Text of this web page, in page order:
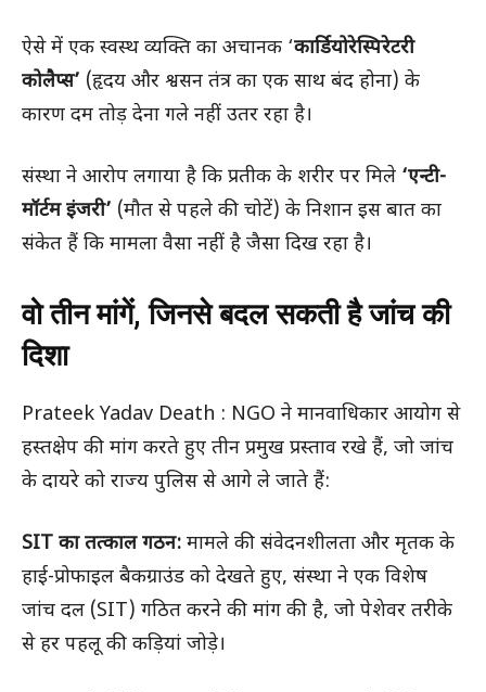
ऐसे में एक स्वस्थ व्यक्ति का अचानक ‘कार्डियोरेस्पिरेटरी
कोलैप्स’ (हृदय और श्वसन तंत्र का एक साथ बंद होना) के
कारण दम तोड़ देना गले नहीं उतर रहा है।
संस्था ने आरोप लगाया है कि प्रतीक के शरीर पर मिले ‘एन्टी-
मॉर्टम इंजरी’ (मौत से पहले की चोटें) के निशान इस बात का
संकेत हैं कि मामला वैसा नहीं है जैसा दिख रहा है।
वो तीन मांगें, जिनसे बदल सकती है जांच की
दिशा
Prateek Yadav Death : NGO ने मानवाधिकार आयोग से
हस्तक्षेप की मांग करते हुए तीन प्रमुख प्रस्ताव रखे हैं, जो जांच
के दायरे को राज्य पुलिस से आगे ले जाते हैं:
SIT का तत्काल गठन: मामले की संवेदनशीलता और मृतक के
हाई-प्रोफाइल बैकग्राउंड को देखते हुए, संस्था ने एक विशेष
जांच दल (SIT) गठित करने की मांग की है, जो पेशेवर तरीके
से हर पहलू की कड़ियां जोड़े।